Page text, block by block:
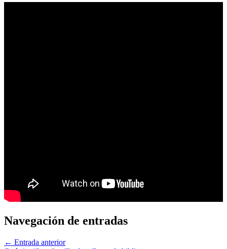
Navegación de entradas
← Entrada anterior